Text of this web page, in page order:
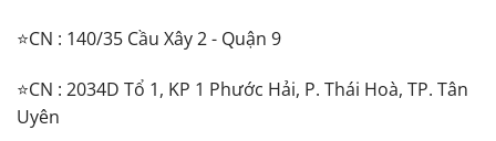
⭐CN : 140/35 Cầu Xây 2 - Quận 9
⭐CN : 2034D Tổ 1, KP 1 Phước Hải, P. Thái Hoà, TP. Tân
Uyên